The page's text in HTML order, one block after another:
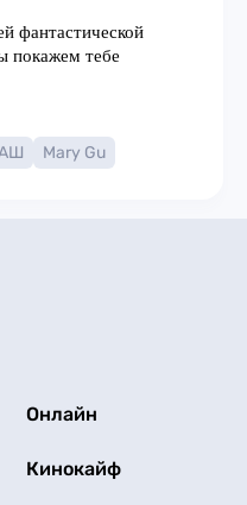
Mary Gu
Онлайн
Кинокайф